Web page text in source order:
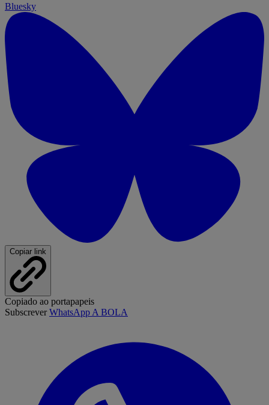
Bluesky
Copiar link
Copiado ao portapapeis
SubscreverWhatsApp A BOLA